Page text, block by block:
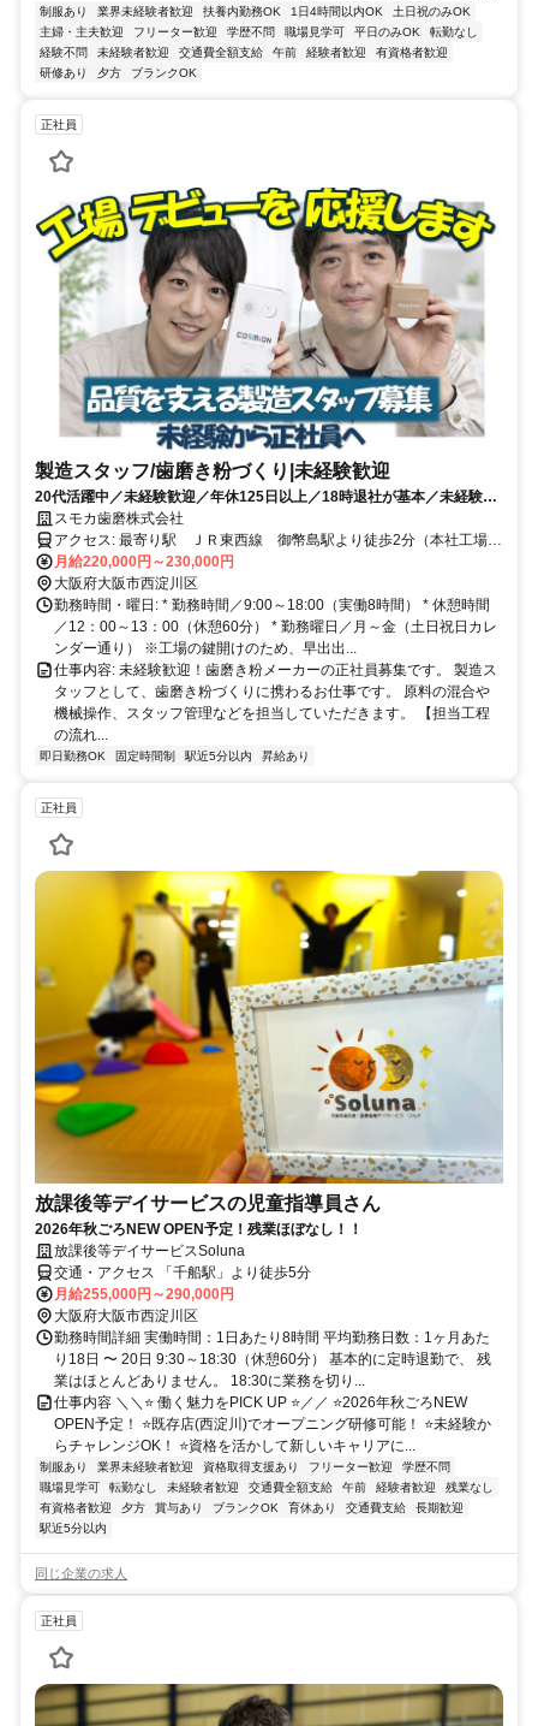
制服あり 業界未経験者歓迎 扶養内勤務OK 1日4時間以内OK
土日祝のみOK
主婦・主夫歓迎
フリーター歓迎 学歴不問 職場見学可 平日のみOK
転勤なし
経験不問
未経験者歓迎 交通費全額支給 午前 経験者歓迎
有資格者歓迎
研修あり
夕方 ブランクOK
正社員
製造スタッフ/歯磨き粉づくり|未経験歓迎
20代活躍中／未経験歓迎／年休125日以上／18時退社が基本／未経験ス
タート9割／生活用品メーカー／残業月10時間未満
スモカ歯磨株式会社
アクセス: 最寄り駅 ＪＲ東西線 御幣島駅より徒歩2分（本社工場）
WORKS工場（本社より徒歩5分）
月給220,000円～230,000円
大阪府大阪市西淀川区
勤務時間・曜日: * 勤務時間／9:00～18:00（実働8時間） * 休憩時間
／12：00～13：00（休憩60分） * 勤務曜日／月～金（土日祝日カレ
ンダー通り） ※工場の鍵開けのため、早出出...
仕事内容: 未経験歓迎！歯磨き粉メーカーの正社員募集です。 製造ス
タッフとして、歯磨き粉づくりに携わるお仕事です。 原料の混合や
機械操作、スタッフ管理などを担当していただきます。 【担当工程
の流れ...
即日勤務OK 固定時間制 駅近5分以内 昇給あり
正社員
放課後等デイサービスの児童指導員さん
2026年秋ごろNEW OPEN予定！残業ほぼなし！！
放課後等デイサービスSoluna
交通・アクセス 「千船駅」より徒歩5分
月給255,000円～290,000円
大阪府大阪市西淀川区
勤務時間詳細 実働時間：1日あたり8時間 平均勤務日数：1ヶ月あた
り18日 〜 20日 9:30～18:30（休憩60分） 基本的に定時退勤で、 残
業はほとんどありません。 18:30に業務を切り...
仕事内容 ＼＼⭐ 働く魅力をPICK UP ⭐／／ ⭐2026年秋ごろNEW
OPEN予定！ ⭐既存店(西淀川)でオープニング研修可能！ ⭐未経験か
らチャレンジOK！ ⭐資格を活かして新しいキャリアに...
制服あり 業界未経験者歓迎 資格取得支援あり フリーター歓迎
学歴不問
職場見学可
転勤なし 未経験者歓迎 交通費全額支給 午前 経験者歓迎
残業なし
有資格者歓迎
夕方 賞与あり ブランクOK 育休あり 交通費支給
長期歓迎
駅近5分以内
同じ企業の求人
正社員